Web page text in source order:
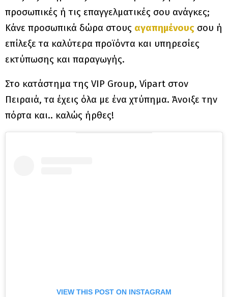
προσωπικές ή τις επαγγελματικές σου ανάγκες;
Κάνε προσωπικά δώρα στους αγαπημένους σου ή
επίλεξε τα καλύτερα προϊόντα και υπηρεσίες
εκτύπωσης και παραγωγής.
Στο κατάστημα της VIP Group, Vipart στον
Πειραιά, τα έχεις όλα με ένα χτύπημα. Άνοιξε την
πόρτα και.. καλώς ήρθες!
VIEW THIS POST ON INSTAGRAM